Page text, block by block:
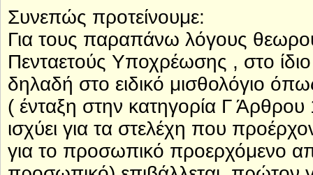
Συνεπώς προτείνουμε:
Για τους παραπάνω λόγους
Πενταετούς Υποχρέωσης , στο
δηλαδή στο ειδικό μισθολόγιο
( ένταξη στην κατηγορία Γ
ισχύει για τα στελέχη που
για το προσωπικό προερχόμενο